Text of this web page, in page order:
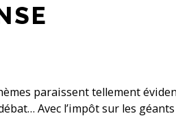
paraissent tellement
Avec l’impôt sur les